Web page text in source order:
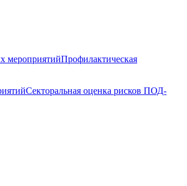
мероприятийПрофилактическая
Секторальная оценка рисков ПОД-